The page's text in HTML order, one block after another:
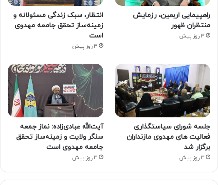
راهپیمایی اربعین، رزمایش
منتظران ظهور
3 روز پیش
انتظار، سبک زندگی مسئولانه و
زمینه‌ساز تحقق جامعه مهدوی
است
3 روز پیش
جلسه شورای سیاستگذاری
فعالیت های مهدوی مازنداران
برگزار شد
3 روز پیش
آیت‌الله عبادی‌زاده: نماز جمعه
سنگر ولایت و زمینه‌ساز تحقق
جامعه مهدوی است
3 روز پیش